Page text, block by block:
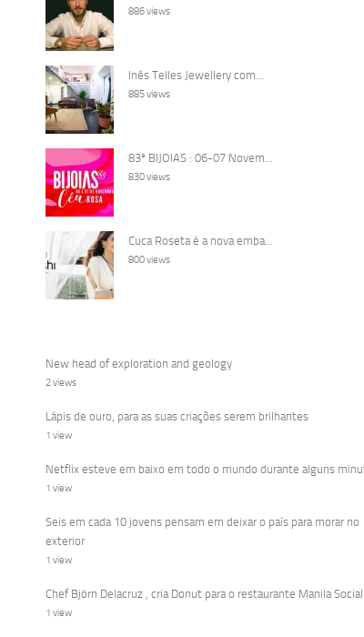
886 views
Inês Telles Jewellery com...
885 views
83ª BIJOIAS : 06-07 Novem...
830 views
Cuca Roseta é a nova emba...
800 views
New head of exploration and geology
2 views
Lápis de ouro, para as suas criações serem brilhantes
1 view
Netflix esteve em baixo em todo o mundo durante alguns
1 view
Seis em cada 10 jovens pensam em deixar o país para morar no
exterior
1 view
Chef Björn Delacruz , cria Donut para o restaurante Manila Social
1 view